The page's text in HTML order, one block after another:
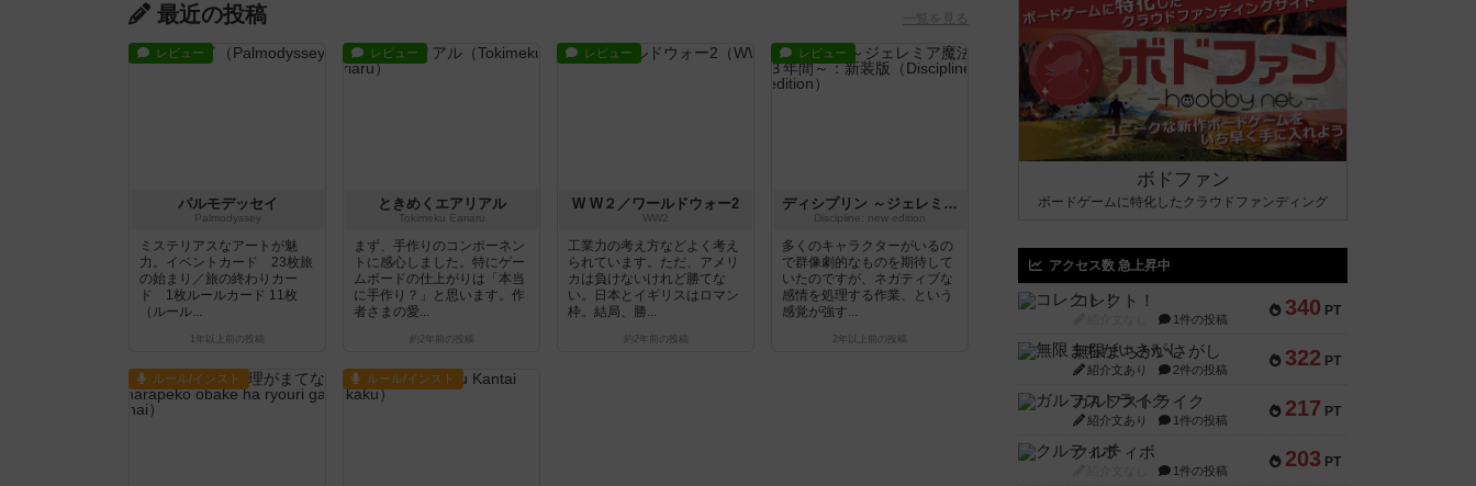
最近の投稿 一覧を見る
レビュー
パルモデッセイ
Palmodyssey
ミステリアスなアートが魅
力。イベントカード 23枚旅
の始まり／旅の終わりカー
ド 1枚ルールカード 11枚
（ルール...
1年以上前 の投稿
レビュー
ときめくエアリアル
Tokimeku Eariaru
まず、手作りのコンポーネン
トに感心しました。特にゲー
ムボードの仕上がりは「本当
に手作り？」と思います。作
者さまの愛...
約2年前 の投稿
レビュー
W W２／ワールドウォー2
WW2
工業力の考え方などよく考え
られています。ただ、アメリ
カは負けないけれど勝てな
い。日本とイギリスはロマン
枠。結局、勝...
約2年前 の投稿
レビュー
ディシプリン ～ジェレミア魔法学校の３年間～：新装版
Discipline: new edition
多くのキャラクターがいるの
で群像劇的なものを期待して
いたのですが、ネガティブな
感情を処理する作業、という
感覚が強す...
2年以上前 の投稿
ルール/インスト ルール/インスト
ボドファン
ボードゲームに特化したクラウドファンディング
アクセス数 急上昇中
340 PT
コレクト！
1件の投稿
322 PT
無限まちがいさがし
紹介文あり 2件の投稿
217 PT
ガルフストライク
紹介文あり 1件の投稿
203 PT
クルティボ
1件の投稿